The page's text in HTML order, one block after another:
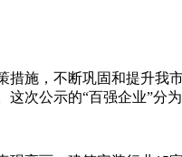
，不断巩固和提升我
次公示的“百强企业”分